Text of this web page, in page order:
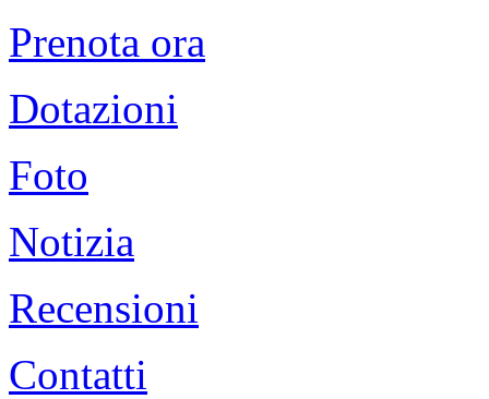
Prenota ora
Dotazioni
Foto
Notizia
Recensioni
Contatti